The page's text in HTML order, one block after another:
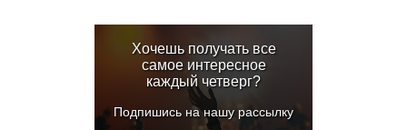
Хочешь получать все
самое интересное
каждый четверг?
Подпишись на нашу рассылку